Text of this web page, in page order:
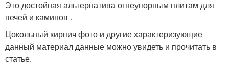
Это достойная альтернатива огнеупорным плитам для
печей и каминов .
Цокольный кирпич фото и другие характеризующие
данный материал данные можно увидеть и прочитать в
статье.